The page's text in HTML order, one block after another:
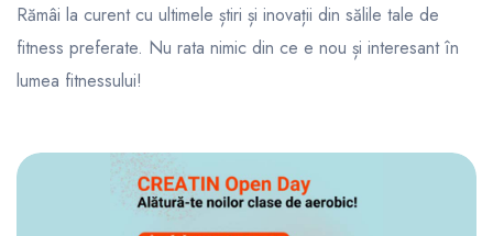
Rămâi la curent cu ultimele știri și inovații din sălile tale de
fitness preferate. Nu rata nimic din ce e nou și interesant în
lumea fitnessului!